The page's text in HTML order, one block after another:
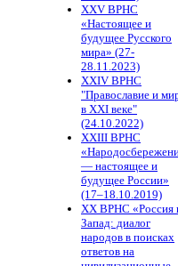
XXV ВРНС
«Настоящее и
будущее Русского
мира» (27-
28.11.2023)
XXIV ВРНС
"Православие и
в XXI веке"
(24.10.2022)
XXIII ВРНС
— настоящее и
будущее России»
(17–18.10.2019)
XX ВРНС «Россия
Запад: диалог
народов в поисках
ответов на